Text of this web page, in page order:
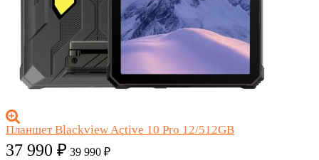
Планшет Blackview Active 10 Pro 12/512GB
37 990 ₽ 39 990 ₽